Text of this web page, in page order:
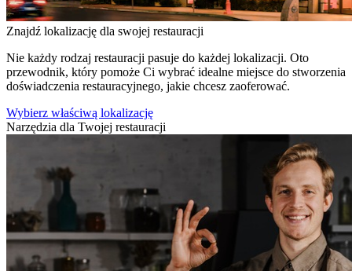
Znajdź lokalizację dla swojej restauracji
Nie każdy rodzaj restauracji pasuje do każdej lokalizacji. Oto
przewodnik, który pomoże Ci wybrać idealne miejsce do stworzenia
doświadczenia restauracyjnego, jakie chcesz zaoferować.
Wybierz właściwą lokalizację
Narzędzia dla Twojej restauracji